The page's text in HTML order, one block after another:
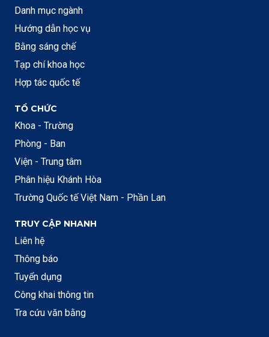
Danh mục ngành
Hướng dẫn học vụ
Bằng sáng chế
Tạp chí khoa học
Hợp tác quốc tế
TỔ CHỨC
Khoa - Trường
Phòng - Ban
Viện - Trung tâm
Phân hiệu Khánh Hòa
Trường Quốc tế Việt Nam - Phần Lan
TRUY CẬP NHANH
Liên hệ
Thông báo
Tuyển dụng
Công khai thông tin
Tra cứu văn bằng